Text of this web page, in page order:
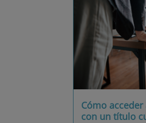
Cómo acceder
con un título